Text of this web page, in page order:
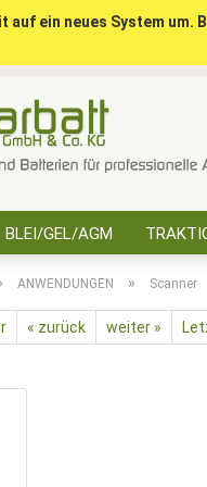
ein neues System
BLEI/GEL/AGM
ANWENDUNGEN » Scanner
« zurück weiter »